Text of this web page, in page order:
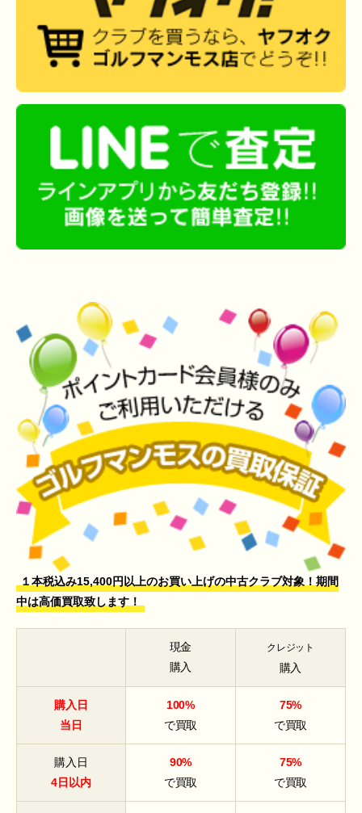
１本税込み15,400円以上のお買い上げの中古クラブ対象！期間
中は高価買取致します！
現金
購入
クレジット
購入
購入日
当日
100%
で買取
75%
で買取
購入日
4日以内
90%
で買取
75%
で買取